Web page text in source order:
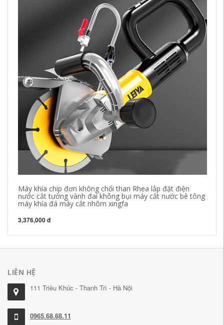
Máy khía chip đơn không chổi than Rhea lắp đặt điện
nước cắt tường vành đai không bụi máy cắt nước bê tông
máy khía đá máy cắt nhôm xingfa
3,376,000 đ
LIÊN HỆ
111 Triều Khúc - Thanh Trì - Hà Nội
0965.68.68.11